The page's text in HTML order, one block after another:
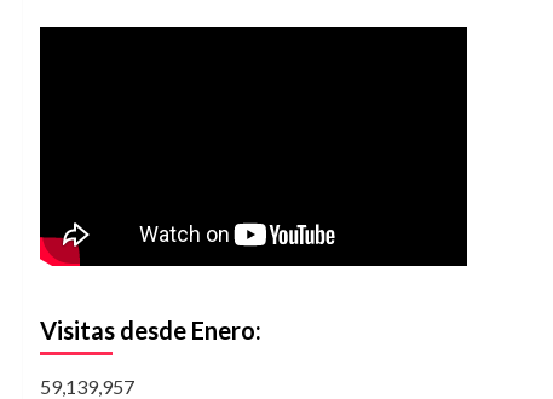
Visitas desde Enero:
59,139,957